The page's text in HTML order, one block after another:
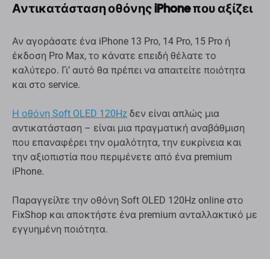
Αντικατάσταση οθόνης iPhone που αξίζει
Αν αγοράσατε ένα iPhone 13 Pro, 14 Pro, 15 Pro ή
έκδοση Pro Max, το κάνατε επειδή θέλατε το
καλύτερο. Γι’ αυτό θα πρέπει να απαιτείτε ποιότητα
και στο service.
Η οθόνη Soft OLED 120Hz δεν είναι απλώς μια
αντικατάσταση – είναι μια πραγματική αναβάθμιση
που επαναφέρει την ομαλότητα, την ευκρίνεια και
την αξιοπιστία που περιμένετε από ένα premium
iPhone.
Παραγγείλτε την οθόνη Soft OLED 120Hz online στο
FixShop και αποκτήστε ένα premium ανταλλακτικό με
εγγυημένη ποιότητα.